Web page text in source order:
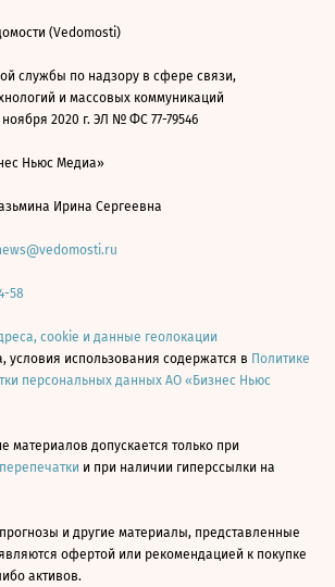
(Vedomosti)
службы по надзору в сфере связи,
и массовых коммуникаций
2020 г. ЭЛ № ФС 77-79546
Ньюс Медиа»
Ирина Сергеевна
58
cookie и данные геолокации
условия использования содержатся в Политике
персональных данных АО «Бизнес Ньюс
материалов допускается только при
и при наличии гиперссылки на
и другие материалы, представленные
офертой или рекомендацией к покупке
активов.